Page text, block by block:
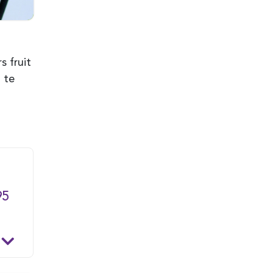
fruit
te